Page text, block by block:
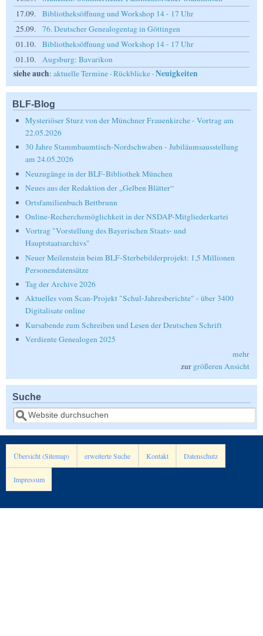
17.09.
Bibliotheksöffnung und Workshop 14 - 17 Uhr
25.09.
76. Deutscher Genealogentag in Göttingen
01.10.
Bibliotheksöffnung und Workshop 14 - 17 Uhr
01.10.
Augsburg: Bavarikon
siehe auch: aktuelle Termine ·Rückblicke ·Neuigkeiten
BLF-Blog
Mysteriöser Sturz von der Münchner Frauenkirche - Vortrag am
22.05.2026
30 Jahre Stammbaumtisch-Nordschwaben - Jubiläumsausstellung
am 24.05.2026
Neuzugänge in der BLF-Bibliothek München
Neues aus der Redaktion der „Gelben Blätter“
Ortsfamilienbuch Bettbrunn
Online-Recherchemöglichkeit in der NSDAP-Mitgliederkartei
Vortrag "Vorstellung des Bayerischen Staats- und
Hauptstaatsarchivs"
Neuer Meilenstein beim BLF-Sterbebilderprojekt: 1,5 Millionen
Personendatensätze
Tag der Archive 2026
Aktuelles vom Scan-Projekt "Schul-Jahresberichte" - über 3400
Digitalisate online
Kursabende zum Schreiben und Lesen der Deutschen Schrift
Verdiente Genealogen 2025
mehr
zur größeren Ansicht
Suche
Suche
Übersicht (Sitemap) erweiterte Suche Kontakt Datenschutz
Impressum